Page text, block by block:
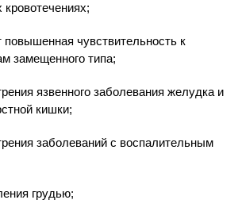
кровотечениях;
повышенная чувствительность к
замещенного типа;
язвенного заболевания желудка и
кишки;
заболеваний с воспалительным
грудью;